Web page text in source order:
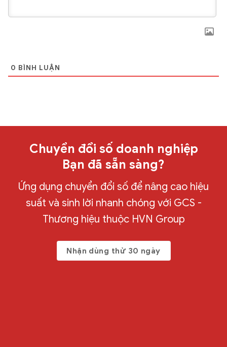
0 BÌNH LUẬN
Chuyển đổi số doanh nghiệp
Bạn đã sẵn sàng?
Ứng dụng chuyển đổi số để nâng cao hiệu
suất và sinh lời nhanh chóng với GCS -
Thương hiệu thuộc HVN Group
Nhận dùng thử 30 ngày